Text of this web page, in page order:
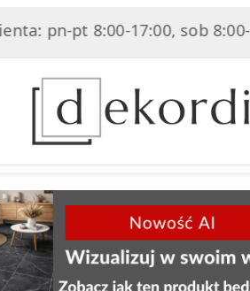
pt 8:00-17:00, sob 8:00-14:00